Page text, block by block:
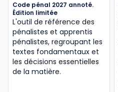
Code pénal 2027 annoté.
Édition limitée
L'outil de référence des
pénalistes et apprentis
pénalistes, regroupant les
textes fondamentaux et
les décisions essentielles
de la matière.